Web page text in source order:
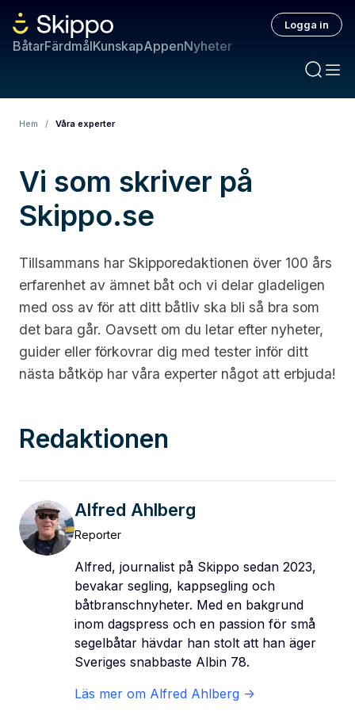
BåtarFärdmålKunskapAppenNyheter
Logga in
Hem / Våra experter
Vi som skriver på
Skippo.se
Tillsammans har Skipporedaktionen över 100 års
erfarenhet av ämnet båt och vi delar gladeligen
med oss av för att ditt båtliv ska bli så bra som
det bara går. Oavsett om du letar efter nyheter,
guider eller förkovrar dig med tester inför ditt
nästa båtköp har våra experter något att erbjuda!
Redaktionen
Alfred Ahlberg
Reporter
Alfred, journalist på Skippo sedan 2023,
bevakar segling, kappsegling och
båtbranschnyheter. Med en bakgrund
inom dagspress och en passion för små
segelbåtar hävdar han stolt att han äger
Sveriges snabbaste Albin 78.
Läs mer om Alfred Ahlberg ->